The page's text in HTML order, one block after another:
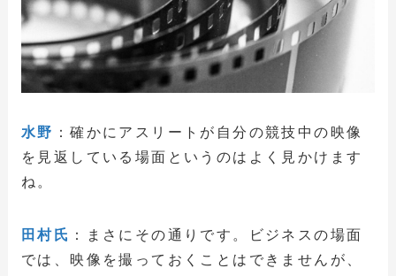
水野 ：確かにアスリートが自分の競技中の映像
を見返している場面というのはよく見かけます
ね。
田村氏 ：まさにその通りです。ビジネスの場面
では、映像を撮っておくことはできませんが、